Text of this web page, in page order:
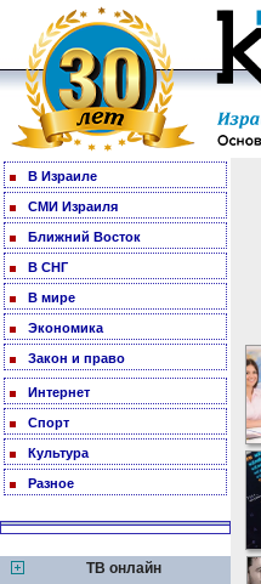
В Израиле
СМИ Израиля
Ближний Восток
В СНГ
В мире
Экономика
Закон и право
Интернет
Спорт
Культура
Разное
ТВ онлайн